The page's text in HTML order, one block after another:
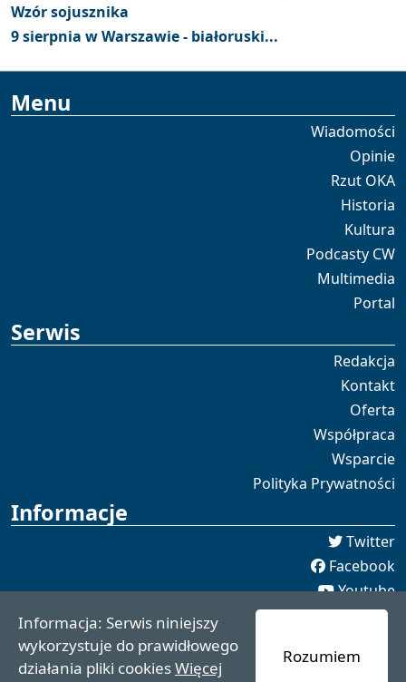
Wzór sojusznika
9 sierpnia w Warszawie - białoruski...
Menu
Wiadomości
Opinie
Rzut OKA
Historia
Kultura
Podcasty CW
Multimedia
Portal
Serwis
Redakcja
Kontakt
Oferta
Współpraca
Wsparcie
Polityka Prywatności
Informacje
Twitter
Facebook
Youtube
Spotify
redakcja [[]] czaswschodni.pl
czaswschodni.pl 2021 - 2025
Informacja: Serwis niniejszy
wykorzystuje do prawidłowego
działania pliki cookiesWięcej
Rozumiem